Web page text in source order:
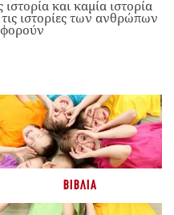
και καμία ιστορία
ιστορίες των ανθρώπων
ΒΙΒΛΊΑ